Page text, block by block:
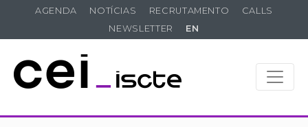
AGENDA NOTÍCIAS RECRUTAMENTO
CALLS
NEWSLETTER
EN